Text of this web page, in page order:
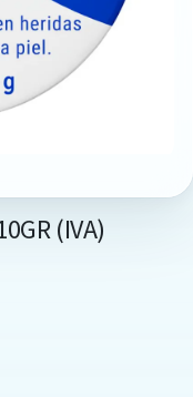
(IVA)